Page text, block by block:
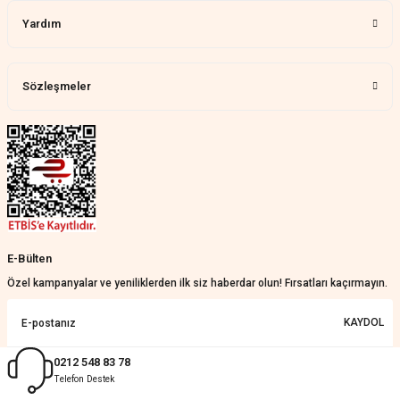
verirler, çok yardım ederler.
Teslim çok çabuk geldi. Montaj çok
Nathalie Prevost | 22/07/2026
Çok ilgililerdi
Merve Özen | 17/07/2026
KeRiM BeRBeR | 16/07/2026
Sorunsuz ve güvenilir
Muhammed Adsiz | 14/07/2026
Kolay
Yardım
Sözleşmeler
E-Bülten
Özel kampanyalar ve yeniliklerden ilk siz haberdar olun! Fırsatları kaçırmayın.
KAYDOL
0212 548 83 78
Telefon Destek